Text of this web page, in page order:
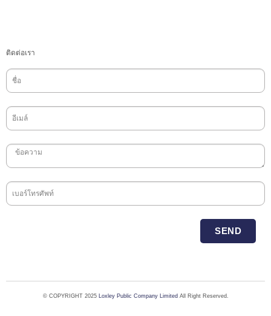
ติดต่อเรา
SEND
© COPYRIGHT 2025 Loxley Public Company Limited All Right Reserved.